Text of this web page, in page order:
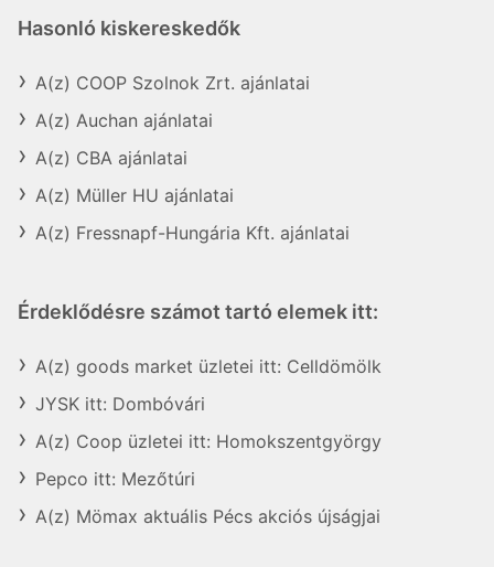
Hasonló kiskereskedők
A(z) COOP Szolnok Zrt. ajánlatai
A(z) Auchan ajánlatai
A(z) CBA ajánlatai
A(z) Müller HU ajánlatai
A(z) Fressnapf-Hungária Kft. ajánlatai
Érdeklődésre számot tartó elemek itt:
A(z) goods market üzletei itt: Celldömölk
JYSK itt: Dombóvári
A(z) Coop üzletei itt: Homokszentgyörgy
Pepco itt: Mezőtúri
A(z) Mömax aktuális Pécs akciós újságjai